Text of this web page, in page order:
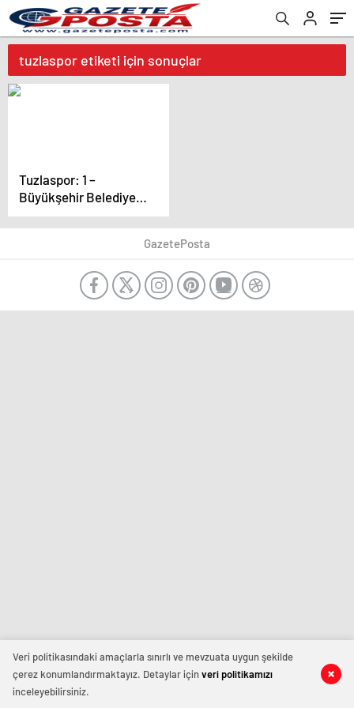
tuzlaspor etiketi için sonuçlar
Tuzlaspor: 1 –
Büyükşehir Belediye
Erzurumspor: 1
GazetePosta
Veri politikasındaki amaçlarla sınırlı ve mevzuata uygun şekilde
çerez konumlandırmaktayız. Detaylar içinveri politikamızı
inceleyebilirsiniz.